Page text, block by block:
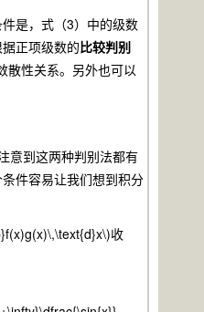
是，式（3）中的级数
正项级数的比较判别
散性关系。另外也可以
意到这两种判别法都有
件容易让我们想到积分
收